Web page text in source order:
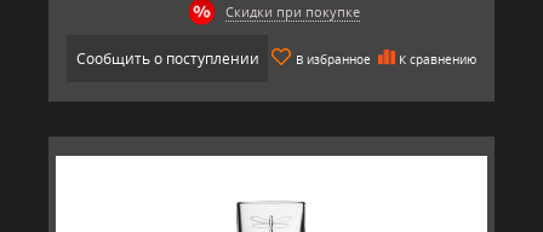
Скидки при покупке
Сообщить о поступлении В избранное К сравнению